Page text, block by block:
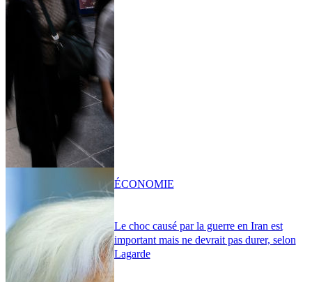
Le choc causé par la guerre en Iran est
important mais ne devrait pas durer, selon
Lagarde
ÉCONOMIE